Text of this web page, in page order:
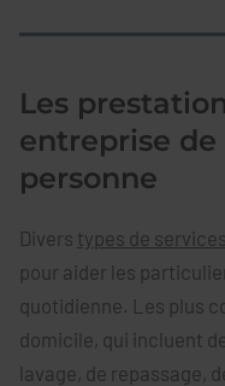
Les
entreprise de
personne
Divers types de
pour aider les
quotidienne. Les plus
domicile, qui incluent
lavage, de repassage,